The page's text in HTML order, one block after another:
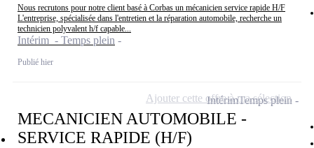
Nous recrutons pour notre client basé à Corbas un mécanicien service rapide H/F
L'entreprise, spécialisée dans l'entretien et la réparation automobile, recherche un
technicien polyvalent h/f capable...
Intérim - Temps plein
Publié hier
MECANICIEN AUTOMOBILE -
SERVICE RAPIDE (H/F)
IntérimTemps plein
Ajouter cette offre à ma sélection